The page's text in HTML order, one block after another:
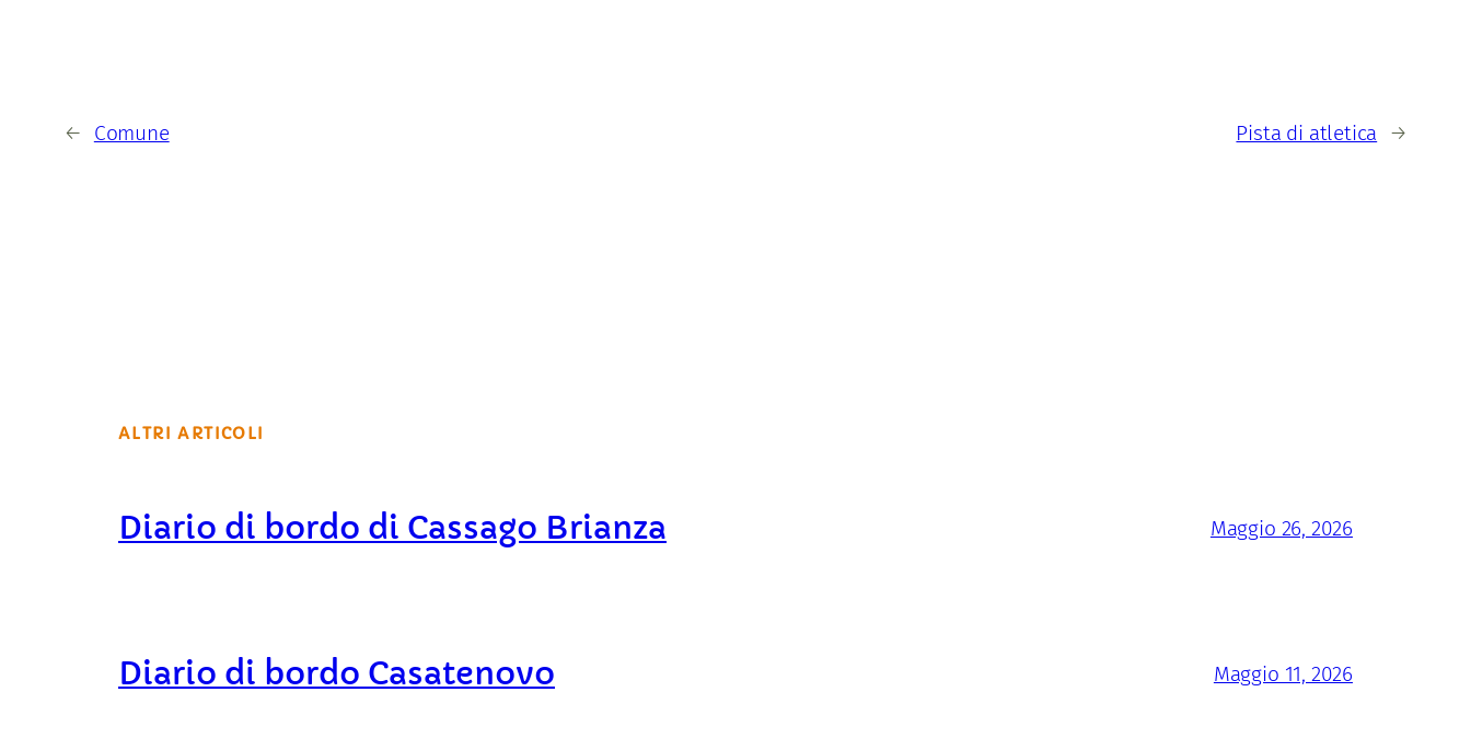
← Comune Pista di atletica →
ALTRI ARTICOLI
Diario di bordo di Cassago Brianza Maggio 26, 2026
Diario di bordo Casatenovo Maggio 11, 2026